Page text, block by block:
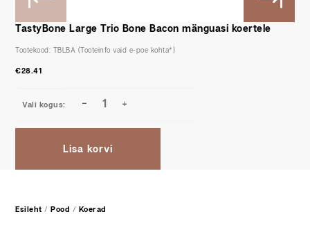
TastyBone Large Trio Bone Bacon mänguasi koertele
€28.41
Lisa korvi
Tootekood: TBLBA
Esileht / Pood / Koerad